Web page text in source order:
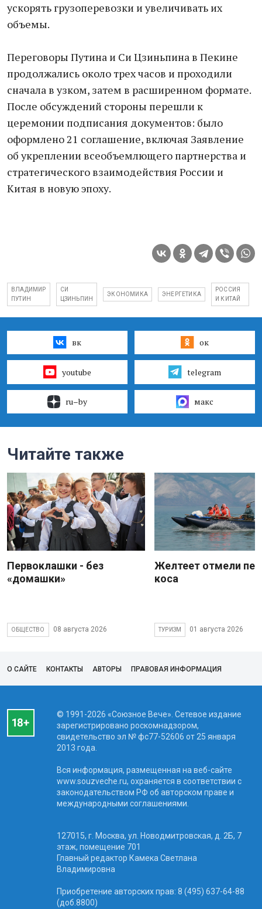
ускорять грузоперевозки и увеличивать их
объемы.
Переговоры Путина и Си Цзиньпина в Пекине
продолжались около трех часов и проходили
сначала в узком, затем в расширенном формате.
После обсуждений стороны перешли к
церемонии подписания документов: было
оформлено 21 соглашение, включая Заявление
об укреплении всеобъемлющего партнерства и
стратегического взаимодействия России и
Китая в новую эпоху.
ВЛАДИМИР
ПУТИН
СИ
ЦЗИНЬПИН
ЭКОНОМИКА ЭНЕРГЕТИКА
РОССИЯ
И КИТАЙ
вк ок
youtube telegram
ru–by макс
Читайте также
Первоклашки - без
«домашки»
ОБЩЕСТВО 08 августа 2026
Желтеет отмели
коса
ТУРИЗМ 01 августа 2026
О САЙТЕ КОНТАКТЫ АВТОРЫ ПРАВОВАЯ ИНФОРМАЦИЯ
© 1991-2026 «Союзное Вече». Сетевое издание
зарегистрировано роскомнадзором,
свидетельство эл № фc77-52606 от 25 января
2013 года.
Вся информация, размещенная на веб-сайте
www.souzveche.ru, охраняется в соответствии с
законодательством РФ об авторском праве и
международными соглашениями.
127015, г. Москва, ул. Новодмитровская, д. 2Б, 7
этаж, помещение 701
Главный редактор Камека Светлана
Владимировна
Приобретение авторских прав: 8 (495) 637-64-88
(доб.8800)